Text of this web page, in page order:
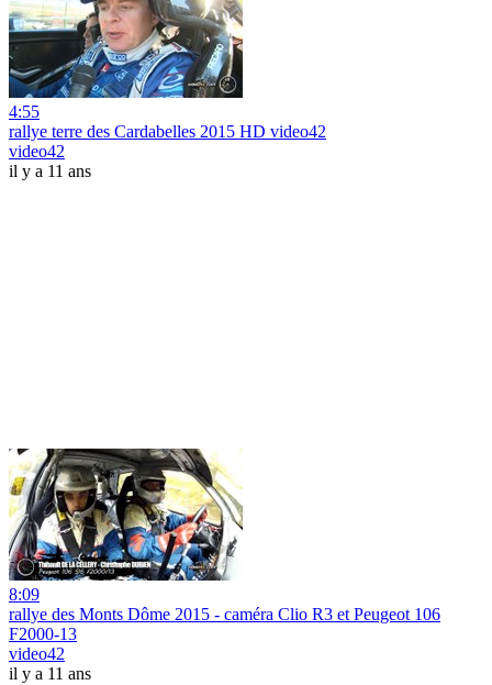
4:55
rallye terre des Cardabelles 2015 HD video42
video42
il y a 11 ans
8:09
rallye des Monts Dôme 2015 - caméra Clio R3 et Peugeot 106
F2000-13
video42
il y a 11 ans